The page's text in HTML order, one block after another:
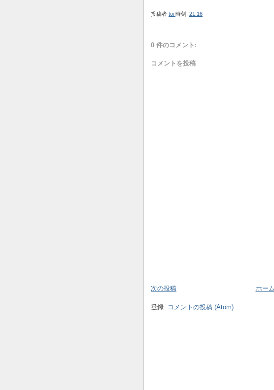
投稿者 toi 時刻: 21:16
0 件のコメント:
コメントを投稿
次の投稿 ホーム
登録: コメントの投稿 (Atom)